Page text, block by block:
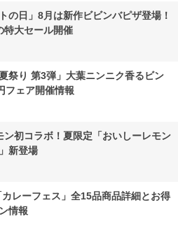
の日」8月は新作ビビンバピザ登場！
特大セール開催
祭り 第3弾」大葉ニンニク香るビン
フェア開催情報
ン初コラボ！夏限定「おいしーレモン
新登場
レーフェス」全15品商品詳細とお得
情報